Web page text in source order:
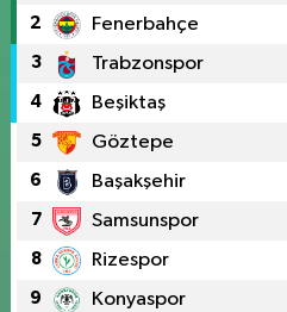
2 Fenerbahçe
3 Trabzonspor
4 Beşiktaş
5 Göztepe
6 Başakşehir
7 Samsunspor
8 Rizespor
9 Konyaspor